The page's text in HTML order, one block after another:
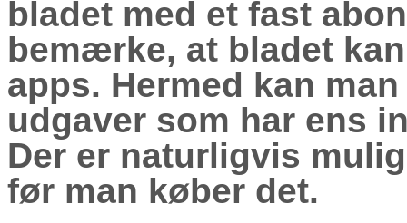
bladet med et fast
bemærke, at bladet
apps. Hermed kan
udgaver som har ens
Der er naturligvis
før man køber det.